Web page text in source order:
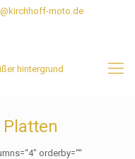
moto.de
orderby=““